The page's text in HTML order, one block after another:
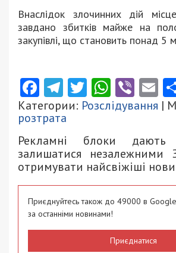
Внаслідок злочинних дій
завдано збитків майже на
закупівлі, що становить понад 5
Facebook
Telegram
Twitter
Категории: Розслідування |
розтрата
Рекламні блоки
залишатися
отримувати найсвіжіші
Приєднуйтесь також до 49000 в Google
за останніми новинами!
Приєднатися